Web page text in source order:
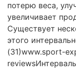
потерю веса,
увеличивает
Существует
этого
(31)www.sport-